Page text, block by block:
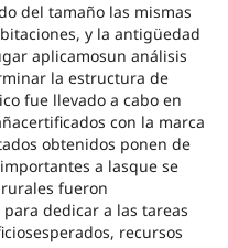
del tamaño las mismas
y la antigüedad
aplicamosun análisis
la estructura de
fue llevado a cabo en
con la marca
obtenidos ponen de
a lasque se
fueron
dedicar a las tareas
recursos